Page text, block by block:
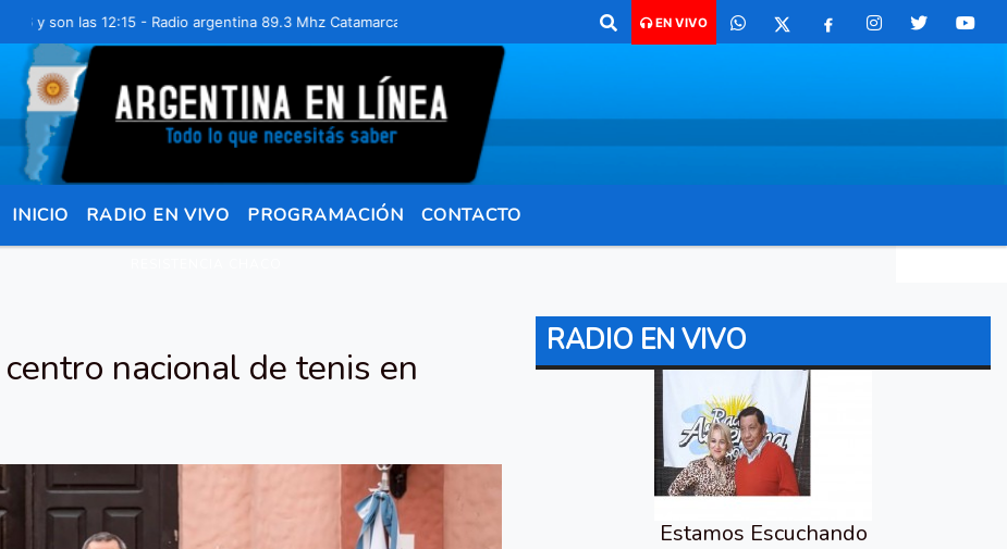
las 12:15 - Radio argentina 89.3 Mhz Catamarca 436 Resistencia Chaco para comunicarte 362 4879579 Radio argentina 89.3 Mhz Catamarca
EN VIVO
INICIO RADIO EN VIVO PROGRAMACIÓN CONTACTO
nacional de tenis en
RADIO EN VIVO
Estamos Escuchando